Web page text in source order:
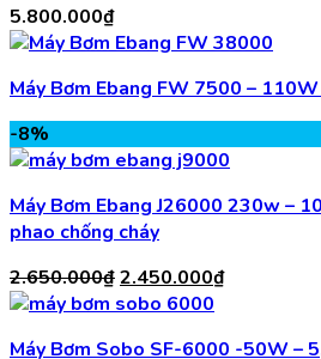
5.800.000₫
Máy Bơm Ebang FW 7500 – 110W
-8%
Máy Bơm Ebang J26000 230w –
phao chống cháy
2.650.000₫Giá
gốc
2.450.000₫Giá
Máy Bơm Sobo SF-6000 -50W –